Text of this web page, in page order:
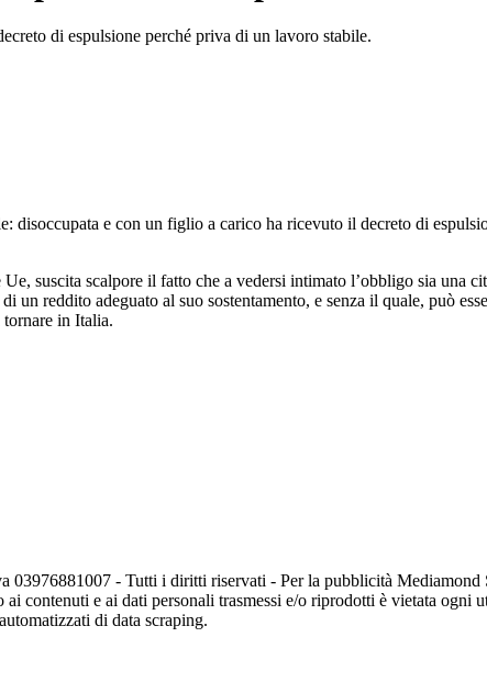
di espulsione perché priva di un lavoro stabile.
e con un figlio a carico ha ricevuto il decreto di
suscita scalpore il fatto che a vedersi intimato l’obbligo sia una
reddito adeguato al suo sostentamento, e senza il quale, può
tornare in Italia.
03976881007 - Tutti i diritti riservati - Per la pubblicità
ai contenuti e ai dati personali trasmessi e/o riprodotti è vietata ogni
di data scraping.